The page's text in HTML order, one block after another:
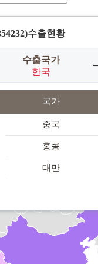
수출현황
수출국가
한국
국가
중국
홍콩
대만
필리핀
말레이시아